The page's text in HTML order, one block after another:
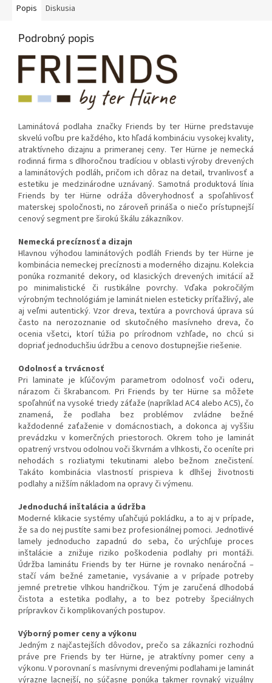
Popis Diskusia
Podrobný popis
Laminátová podlaha značky Friends by ter Hürne predstavuje
skvelú voľbu pre každého, kto hľadá kombináciu vysokej kvality,
atraktívneho dizajnu a primeranej ceny. Ter Hürne je nemecká
rodinná firma s dlhoročnou tradíciou v oblasti výroby drevených
a laminátových podláh, pričom ich dôraz na detail, trvanlivosť a
estetiku je medzinárodne uznávaný. Samotná produktová línia
Friends by ter Hürne odráža dôveryhodnosť a spoľahlivosť
materskej spoločnosti, no zároveň prináša o niečo prístupnejší
cenový segment pre širokú škálu zákazníkov.
Nemecká precíznosť a dizajn
Hlavnou výhodou laminátových podláh Friends by ter Hürne je
kombinácia nemeckej precíznosti a moderného dizajnu. Kolekcia
ponúka rozmanité dekory, od klasických drevených imitácií až
po minimalistické či rustikálne povrchy. Vďaka pokročilým
výrobným technológiám je laminát nielen esteticky príťažlivý, ale
aj veľmi autentický. Vzor dreva, textúra a povrchová úprava sú
často na nerozoznanie od skutočného masívneho dreva, čo
ocenia všetci, ktorí túžia po prírodnom vzhľade, no chcú si
dopriať jednoduchšiu údržbu a cenovo dostupnejšie riešenie.
Odolnosť a trvácnosť
Pri laminate je kľúčovým parametrom odolnosť voči oderu,
nárazom či škrabancom. Pri Friends by ter Hürne sa môžete
spoľahnúť na vysoké triedy záťaže (napríklad AC4 alebo AC5), čo
znamená, že podlaha bez problémov zvládne bežné
každodenné zaťaženie v domácnostiach, a dokonca aj vyššiu
prevádzku v komerčných priestoroch. Okrem toho je laminát
opatrený vrstvou odolnou voči škvrnám a vlhkosti, čo oceníte pri
nehodách s rozliatymi tekutinami alebo bežnom znečistení.
Takáto kombinácia vlastností prispieva k dlhšej životnosti
podlahy a nižším nákladom na opravy či výmenu.
Jednoduchá inštalácia a údržba
Moderné klikacie systémy uľahčujú pokládku, a to aj v prípade,
že sa do nej pustíte sami bez profesionálnej pomoci. Jednotlivé
lamely jednoducho zapadnú do seba, čo urýchľuje proces
inštalácie a znižuje riziko poškodenia podlahy pri montáži.
Údržba laminátu Friends by ter Hürne je rovnako nenáročná –
stačí vám bežné zametanie, vysávanie a v prípade potreby
jemné pretretie vlhkou handričkou. Tým je zaručená dlhodobá
čistota a estetika podlahy, a to bez potreby špeciálnych
prípravkov či komplikovaných postupov.
Výborný pomer ceny a výkonu
Jedným z najčastejších dôvodov, prečo sa zákazníci rozhodnú
práve pre Friends by ter Hürne, je atraktívny pomer ceny a
výkonu. V porovnaní s masívnymi drevenými podlahami je laminát
výrazne lacnejší, no súčasne ponúka takmer rovnaký vizuálny